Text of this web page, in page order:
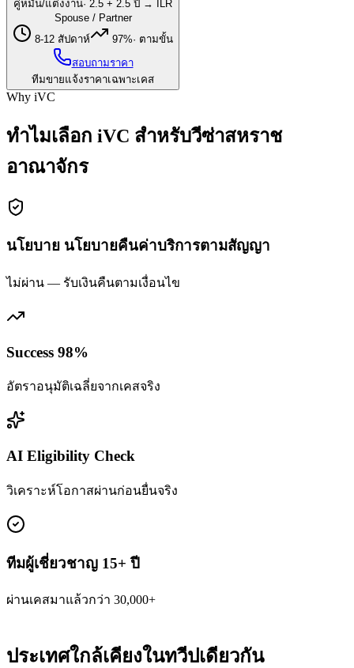
คู่หมั้น/แต่งงาน· 2.5 + 2.5 ปี → ILR
Spouse / Partner
8-12 สัปดาห์
97%· ตามขั้น
สอบถามราคา
ทีมขายแจ้งราคาเฉพาะเคส
Why iVC
ทำไมเลือก iVC สำหรับวีซ่าสหราช
อาณาจักร
นโยบาย นโยบายคืนค่าบริการตามสัญญา
ไม่ผ่าน — รับเงินคืนตามเงื่อนไข
Success 98%
อัตราอนุมัติเฉลี่ยจากเคสจริง
AI Eligibility Check
วิเคราะห์โอกาสผ่านก่อนยื่นจริง
ทีมผู้เชี่ยวชาญ 15+ ปี
ผ่านเคสมาแล้วกว่า 30,000+
ประเทศใกล้เคียงในทวีปเดียวกัน